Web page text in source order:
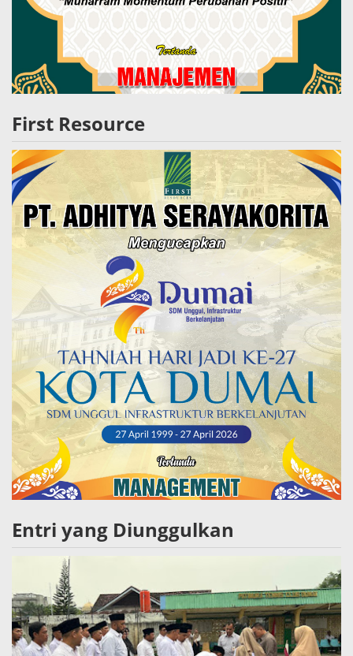
First Resource
Entri yang Diunggulkan